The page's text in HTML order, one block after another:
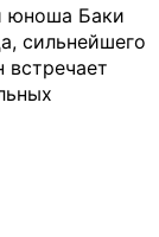
юноша Баки
сильнейшего
встречает